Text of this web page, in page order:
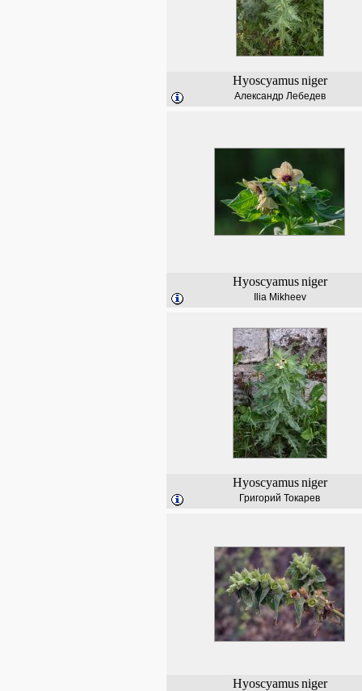
Hyoscyamus niger
Александр Лебедев
Hyoscyamus niger
Ilia Mikheev
Hyoscyamus niger
Григорий Токарев
Hyoscyamus niger